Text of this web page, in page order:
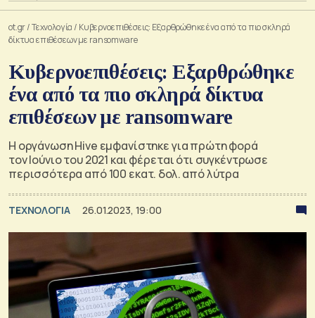
ot.gr/Τεχνολογία / Κυβερνοεπιθέσεις: Εξαρθρώθηκε ένα από τα πιο σκληρά
δίκτυα επιθέσεων με ransomware
Κυβερνοεπιθέσεις: Εξαρθρώθηκε
ένα από τα πιο σκληρά δίκτυα
επιθέσεων με ransomware
Η οργάνωση Hive εμφανίστηκε για πρώτη φορά
τον Ιούνιο του 2021 και φέρεται ότι συγκέντρωσε
περισσότερα από 100 εκατ. δολ. από λύτρα
ΤΕΧΝΟΛΟΓΙΑ 26.01.2023, 19:00